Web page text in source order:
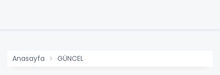
Anasayfa GÜNCEL